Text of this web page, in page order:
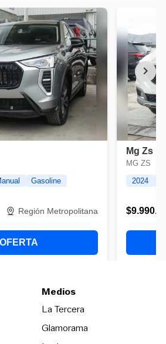
Medios
La TerceraOpens in new
Glamorama